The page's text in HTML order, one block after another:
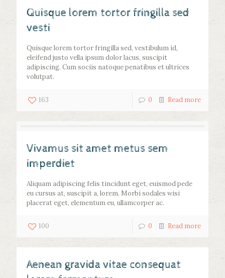
Quisque lorem tortor fringilla sed
vesti
Quisque lorem tortor fringilla sed, vestibulum id,
eleifend justo vella ipsum dolor lacus, suscipit
adipiscing. Cum sociis natoque penatibus et ultrices
volutpat.
163 0 Read more
Vivamus sit amet metus sem
imperdiet
Aliquam adipiscing felis tincidunt eget, euismod pede
eu cursus at, suscipit a, lorem. Morbi sodales wisi
placerat eget, elementum eu, ullamcorper ac.
100 0 Read more
Aenean gravida vitae consequat